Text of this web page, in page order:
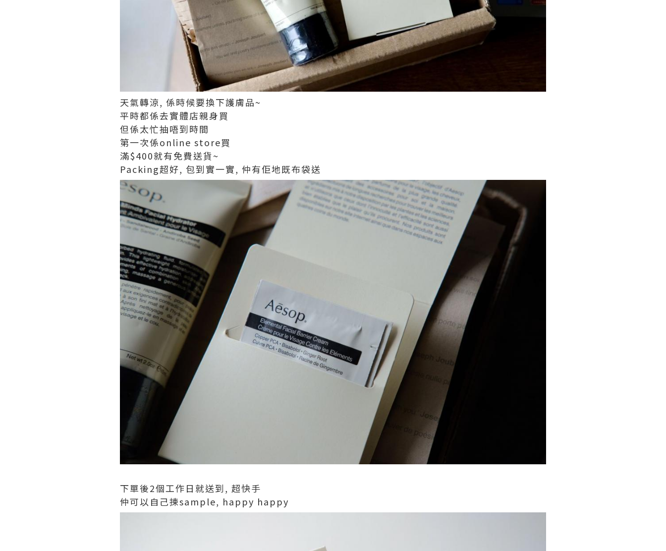
天氣轉涼, 係時候要換下護膚品~
平時都係去實體店親身買
但係太忙抽唔到時間
第一次係online store買
滿$400就有免費送貨~
Packing超好, 包到實一實, 仲有佢地既布袋送
下單後2個工作日就送到, 超快手
仲可以自己揀sample, happy happy